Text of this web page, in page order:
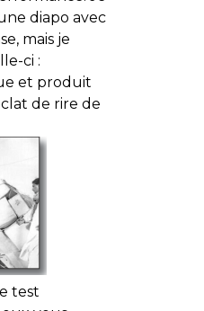
diapo avec
mais je
ci :
et produit
de rire de
test